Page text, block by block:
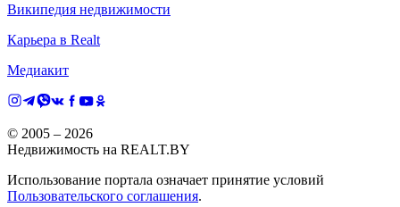
Википедия недвижимости
Карьера в Realt
Медиакит
© 2005 – 2026
Недвижимость на REALT.BY
Использование портала означает принятие условий
Пользовательского соглашения.